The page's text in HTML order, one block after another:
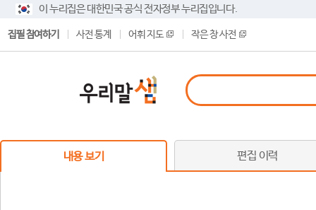
이 누리집은 대한민국 공식 전자정부 누리집입니다.
집필 참여하기 사전 통계 어휘 지도 작은 창 사전
내용 보기 편집 이력